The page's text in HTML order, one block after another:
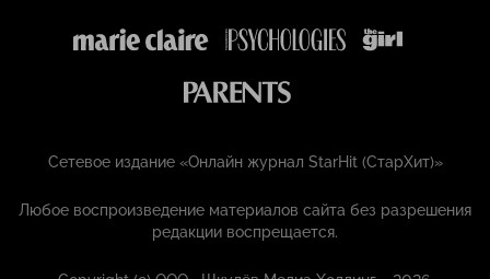
Сетевое издание «Онлайн журнал StarHit (СтарХит)»
Любое воспроизведение материалов сайта без разрешения
редакции воспрещается.